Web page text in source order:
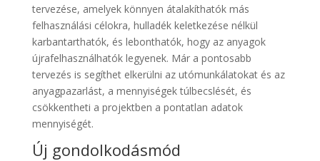
tervezése, amelyek könnyen átalakíthatók más
felhasználási célokra, hulladék keletkezése nélkül
karbantarthatók, és lebonthatók, hogy az anyagok
újrafelhasználhatók legyenek. Már a pontosabb
tervezés is segíthet elkerülni az utómunkálatokat és az
anyagpazarlást, a mennyiségek túlbecslését, és
csökkentheti a projektben a pontatlan adatok
mennyiségét.
Új gondolkodásmód